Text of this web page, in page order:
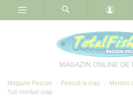
MAGAZIN ONLINE DE
Magazin Pescuit Pescuit la crap
Monturi
Tub monturi crap